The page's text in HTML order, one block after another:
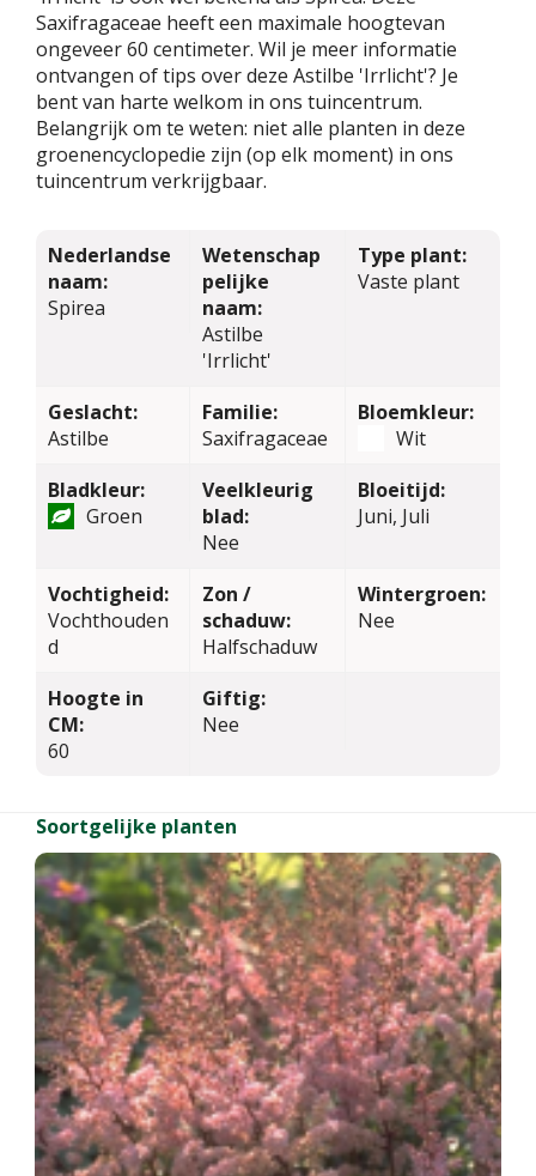
Saxifragaceae heeft een maximale hoogtevan
ongeveer 60 centimeter. Wil je meer informatie
ontvangen of tips over deze Astilbe 'Irrlicht'? Je
bent van harte welkom in ons tuincentrum.
Belangrijk om te weten: niet alle planten in deze
groenencyclopedie zijn (op elk moment) in ons
tuincentrum verkrijgbaar.
Nederlandse
naam:
Spirea
Wetenschap
pelijke
naam:
Astilbe
'Irrlicht'
Type plant:
Vaste plant
Geslacht:
Astilbe
Familie:
Saxifragaceae
Bloemkleur:
Wit
Bladkleur:
Groen
Veelkleurig
blad:
Nee
Bloeitijd:
Juni, Juli
Vochtigheid:
Vochthouden
d
Zon /
schaduw:
Halfschaduw
Wintergroen:
Nee
Hoogte in
CM:
60
Giftig:
Nee
Soortgelijke planten